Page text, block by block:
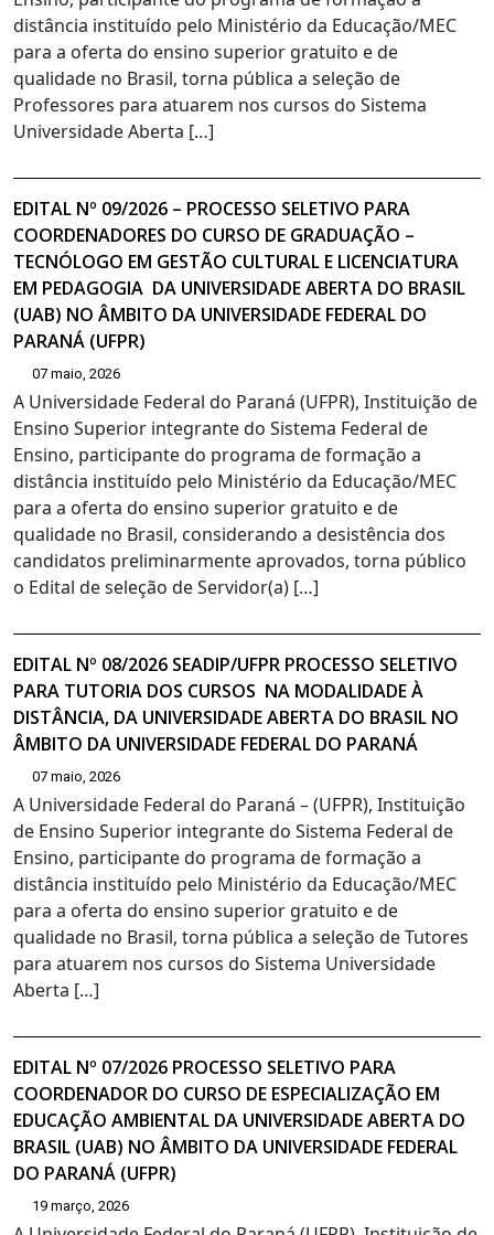
distância instituído pelo Ministério da Educação/MEC
para a oferta do ensino superior gratuito e de
qualidade no Brasil, torna pública a seleção de
Professores para atuarem nos cursos do Sistema
Universidade Aberta […]
EDITAL Nº 09/2026 – PROCESSO SELETIVO PARA
COORDENADORES DO CURSO DE GRADUAÇÃO –
TECNÓLOGO EM GESTÃO CULTURAL E LICENCIATURA
EM PEDAGOGIA DA UNIVERSIDADE ABERTA DO BRASIL
(UAB) NO ÂMBITO DA UNIVERSIDADE FEDERAL DO
PARANÁ (UFPR)
07 maio, 2026
A Universidade Federal do Paraná (UFPR), Instituição de
Ensino Superior integrante do Sistema Federal de
Ensino, participante do programa de formação a
distância instituído pelo Ministério da Educação/MEC
para a oferta do ensino superior gratuito e de
qualidade no Brasil, considerando a desistência dos
candidatos preliminarmente aprovados, torna público
o Edital de seleção de Servidor(a) […]
EDITAL Nº 08/2026 SEADIP/UFPR PROCESSO SELETIVO
PARA TUTORIA DOS CURSOS NA MODALIDADE À
DISTÂNCIA, DA UNIVERSIDADE ABERTA DO BRASIL NO
ÂMBITO DA UNIVERSIDADE FEDERAL DO PARANÁ
07 maio, 2026
A Universidade Federal do Paraná – (UFPR), Instituição
de Ensino Superior integrante do Sistema Federal de
Ensino, participante do programa de formação a
distância instituído pelo Ministério da Educação/MEC
para a oferta do ensino superior gratuito e de
qualidade no Brasil, torna pública a seleção de Tutores
para atuarem nos cursos do Sistema Universidade
Aberta […]
EDITAL Nº 07/2026 PROCESSO SELETIVO PARA
COORDENADOR DO CURSO DE ESPECIALIZAÇÃO EM
EDUCAÇÃO AMBIENTAL DA UNIVERSIDADE ABERTA DO
BRASIL (UAB) NO ÂMBITO DA UNIVERSIDADE FEDERAL
DO PARANÁ (UFPR)
19 março, 2026